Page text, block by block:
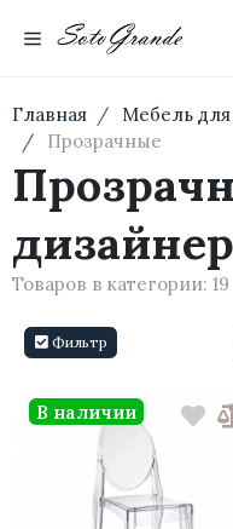
Главная Мебель
Прозрачные
Товаров в категории: 19
Фильтр
В наличии